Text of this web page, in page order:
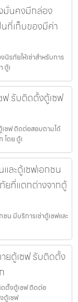
มั่นคงมีกล่อง
นที่เก็บของมีค่า
รภัยให้เช่าสำหรับการ
ตู้เ
ฟ รับติดตั้งตู้เซฟ
ซฟ ติดต่อสอบถามได้
โดย ตู้เ
ละตู้เซฟเอกชน
ยที่แตกต่างจากตู้
น มีบริการเช่าตู้เซฟและ
ยตู้เซฟ รับติดตั้ง
ตั้งตู้เซฟ ติดต่อ
ตู้เซฟ